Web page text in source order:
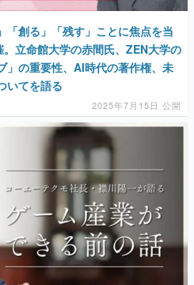
「創る」「残す」ことに焦点を当
立命館大学の赤間氏、ZEN大学の
」の重要性、AI時代の著作権、未
いてを語る
2025年7月15日 公開